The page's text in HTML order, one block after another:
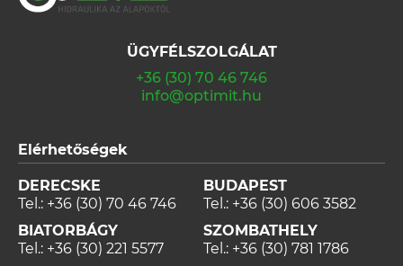
ÜGYFÉLSZOLGÁLAT
+36 (30) 70 46 746
info@optimit.hu
Elérhetőségek
DERECSKE
Tel.: +36 (30) 70 46 746
BIATORBÁGY
Tel.: +36 (30) 221 5577
BUDAPEST
Tel.: +36 (30) 606 3582
SZOMBATHELY
Tel.: +36 (30) 781 1786